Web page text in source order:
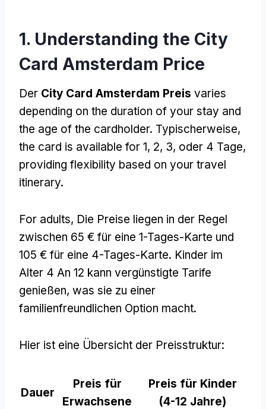
1. Understanding the City
Card Amsterdam Price
Der City Card Amsterdam Preis varies
depending on the duration of your stay and
the age of the cardholder. Typischerweise,
the card is available for 1, 2, 3, oder 4 Tage,
providing flexibility based on your travel
itinerary.
For adults, Die Preise liegen in der Regel
zwischen 65 € für eine 1-Tages-Karte und
105 € für eine 4-Tages-Karte. Kinder im
Alter 4 An 12 kann vergünstigte Tarife
genießen, was sie zu einer
familienfreundlichen Option macht.
Hier ist eine Übersicht der Preisstruktur:
Dauer
Preis für
Erwachsene
Preis für Kinder
(4-12 Jahre)